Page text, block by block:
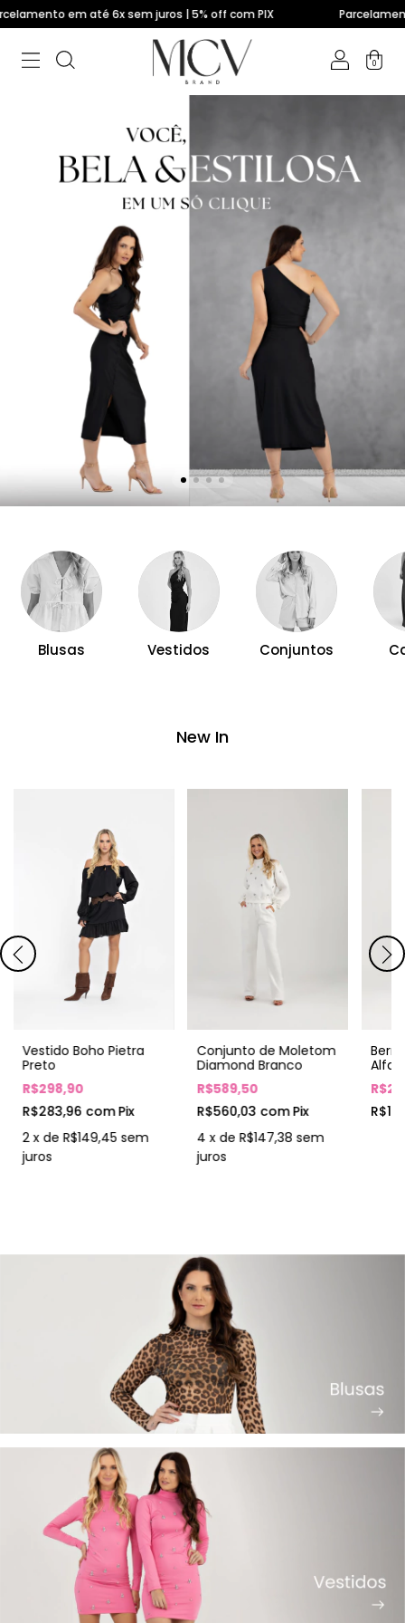
em até 6x sem juros | 5% off com PIX Parcelamento
0
Blusas Vestidos Conjuntos
New In
Vestido Boho Pietra
Preto
R$298,90
R$283,96 comPix
2 x de R$149,45 sem
juros
Conjunto de Moletom
Diamond Branco
R$589,50
R$560,03 comPix
4 x de R$147,38 sem
juros